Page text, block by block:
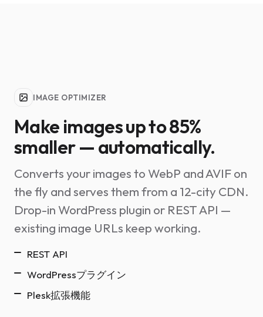
IMAGE OPTIMIZER
Make images up to 85%
smaller — automatically.
Converts your images to WebP and AVIF on
the fly and serves them from a 12-city CDN.
Drop-in WordPress plugin or REST API —
existing image URLs keep working.
REST API
WordPressプラグイン
Plesk拡張機能